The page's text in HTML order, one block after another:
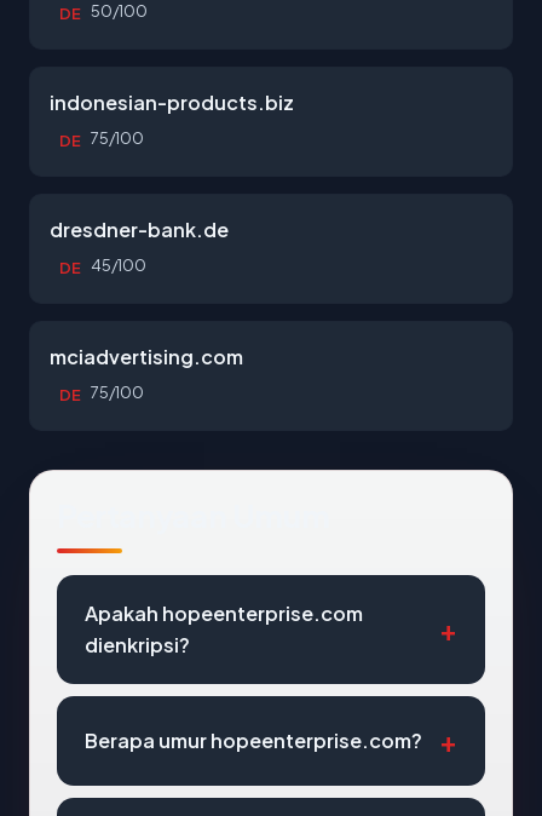
DE 50/100
indonesian-products.biz
DE 75/100
dresdner-bank.de
DE 45/100
mciadvertising.com
DE 75/100
Apakah hopeenterprise.com
dienkripsi?
Berapa umur hopeenterprise.com?